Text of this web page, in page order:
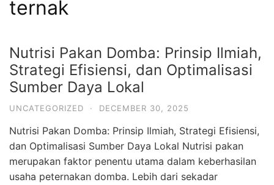
ternak
Nutrisi Pakan Domba: Prinsip Ilmiah,
Strategi Efisiensi, dan Optimalisasi
Sumber Daya Lokal
UNCATEGORIZED · DECEMBER 30, 2025
Nutrisi Pakan Domba: Prinsip Ilmiah, Strategi Efisiensi,
dan Optimalisasi Sumber Daya Lokal Nutrisi pakan
merupakan faktor penentu utama dalam keberhasilan
usaha peternakan domba. Lebih dari sekadar